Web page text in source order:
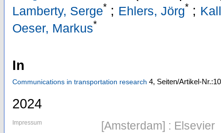
Lamberty, Serge* ; Ehlers, Jörg* ;
Oeser, Markus*
In
Communications in transportation research 4, Seiten/Artikel-
2024
Impressum [Amsterdam] : Elsevier